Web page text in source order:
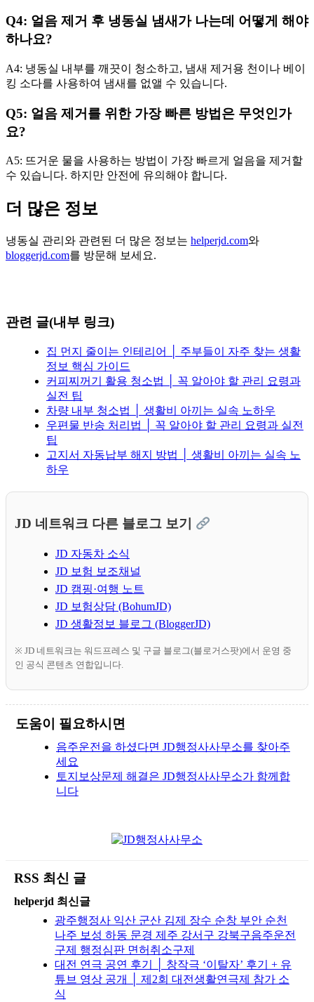
Q4: 얼음 제거 후 냉동실 냄새가 나는데 어떻게 해야
하나요?
A4: 냉동실 내부를 깨끗이 청소하고, 냄새 제거용 천이나 베이
킹 소다를 사용하여 냄새를 없앨 수 있습니다.
Q5: 얼음 제거를 위한 가장 빠른 방법은 무엇인가
요?
A5: 뜨거운 물을 사용하는 방법이 가장 빠르게 얼음을 제거할
수 있습니다. 하지만 안전에 유의해야 합니다.
더 많은 정보
냉동실 관리와 관련된 더 많은 정보는 helperjd.com와
bloggerjd.com를 방문해 보세요.
관련 글(내부 링크)
집 먼지 줄이는 인테리어 │ 주부들이 자주 찾는 생활
정보 핵심 가이드
커피찌꺼기 활용 청소법 │ 꼭 알아야 할 관리 요령과
실전 팁
차량 내부 청소법 │ 생활비 아끼는 실속 노하우
우편물 반송 처리법 │ 꼭 알아야 할 관리 요령과 실전
팁
고지서 자동납부 해지 방법 │ 생활비 아끼는 실속 노
하우
JD 네트워크 다른 블로그 보기
JD 자동차 소식
JD 보험 보조채널
JD 캠핑·여행 노트
JD 보험상담 (BohumJD)
JD 생활정보 블로그 (BloggerJD)
※ JD 네트워크는 워드프레스 및 구글 블로그(블로거스팟)에서 운영 중
인 공식 콘텐츠 연합입니다.
도움이 필요하시면
음주운전을 하셨다면 JD행정사사무소를 찾아주
세요
토지보상문제 해결은 JD행정사사무소가 함께합
니다
RSS 최신 글
helperjd 최신글
광주행정사 익산 군산 김제 장수 순창 부안 순천
나주 보성 하동 문경 제주 강서구 강북구음주운전
구제 행정심판 면허취소구제
대전 연극 공연 후기 │ 창작극 ‘이탈자’ 후기 + 유
튜브 영상 공개 │ 제2회 대전생활연극제 참가 소
식